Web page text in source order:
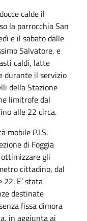
calde il
la parrocchia San
e il sabato dalle
Salvatore, e
caldi, latte
durante il servizio
della Stazione
limitrofe dal
alle 22 circa.
mobile P.I.S.
di Foggia
gli
cittadino, dal
E’ stata
destinate
fissa dimora
in aggiunta ai